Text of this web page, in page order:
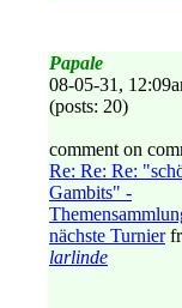
Papale
08-05-31,
(posts: 20)
comment on
Re: Re: Re:
Gambits" -
nächste Turnier
larlinde